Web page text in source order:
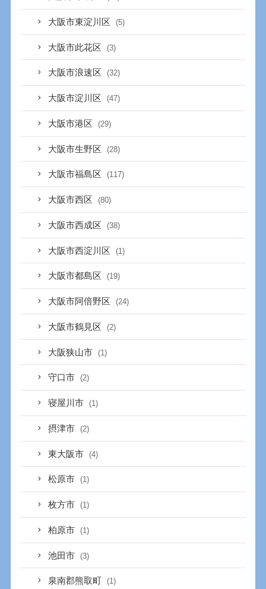
大阪市東淀川区 (5)
大阪市此花区 (3)
大阪市浪速区 (32)
大阪市淀川区 (47)
大阪市港区 (29)
大阪市生野区 (28)
大阪市福島区 (117)
大阪市西区 (80)
大阪市西成区 (38)
大阪市西淀川区 (1)
大阪市都島区 (19)
大阪市阿倍野区 (24)
大阪市鶴見区 (2)
大阪狭山市 (1)
守口市 (2)
寝屋川市 (1)
摂津市 (2)
東大阪市 (4)
松原市 (1)
枚方市 (1)
柏原市 (1)
池田市 (3)
泉南郡熊取町 (1)